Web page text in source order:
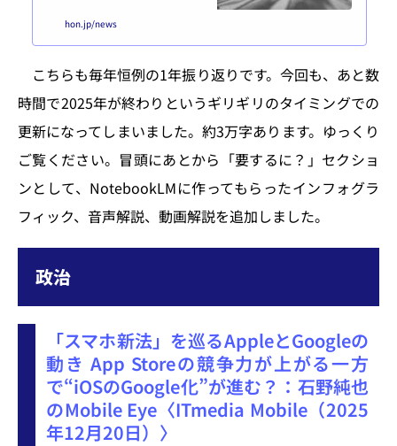
15日）〉https://hon.jp/news/1.
0/0/53623を検証しつつ、2025年
tebookLMに、要約・解説しても
ク音声解説（16分47秒）動画解説
（7分10秒）［要約ここまで］202
5年出版概況 まず概況から。出
版科学研究所「出版指標マンス
リー・レポート...
hon.jp/news
こちらも毎年恒例の1年振り返りです。今回も、あと数
時間で2025年が終わりというギリギリのタイミングでの
更新になってしまいました。約3万字あります。ゆっくり
ご覧ください。冒頭にあとから「要するに？」セクショ
ンとして、NotebookLMに作ってもらったインフォグラ
フィック、音声解説、動画解説を追加しました。
政治
「スマホ新法」を巡るAppleとGoogleの
動き App Storeの競争力が上がる一方
で“iOSのGoogle化”が進む？：石野純也
のMobile Eye〈ITmedia Mobile（2025
年12月20日）〉